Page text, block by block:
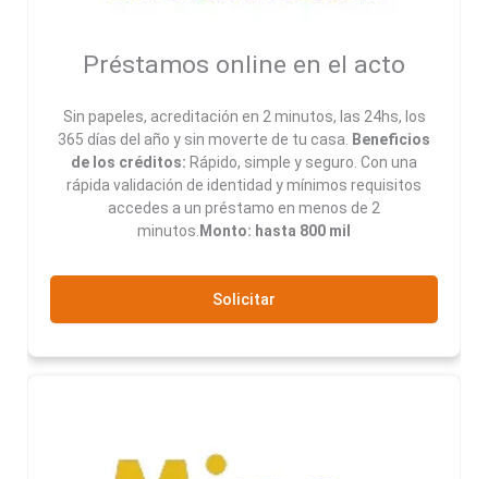
Préstamos online en el acto
Sin papeles, acreditación en 2 minutos, las 24hs, los
365 días del año y sin moverte de tu casa.
Beneficios
de los créditos: Rápido, simple y seguro. Con una
rápida validación de identidad y mínimos requisitos
accedes a un préstamo en menos de 2
minutos. Monto: hasta 800 mil
Solicitar